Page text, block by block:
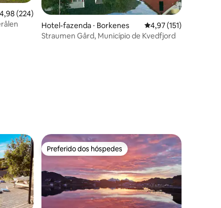
de uma avaliação média de 5, 224 avaliações
4,98 (224)
Hotel-fazenda ⋅ Borkenes 4,97 de uma avaliação
4,97 (151)
Straumen Gård, Município de Kvedfjord
Preferido dos hóspedes
Preferido dos hóspedes